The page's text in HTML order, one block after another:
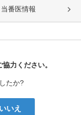
番医情報
力ください。
たか?
いいえ